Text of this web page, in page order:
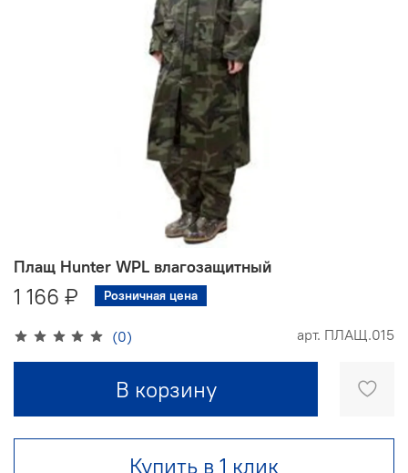
(0) арт. ПЛАЩ.015
Плащ Hunter WPL влагозащитный
1 166 ₽ Розничная цена
В корзину
Купить в 1 клик